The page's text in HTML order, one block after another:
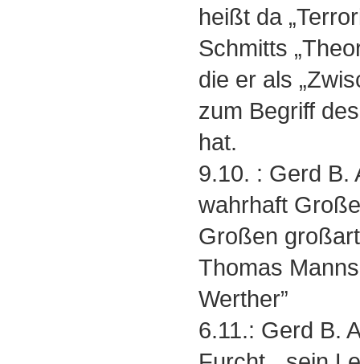
heißt da
Schmitts
die er als
zum Begriff
hat.
9.10. : Gerd B.
wahrhaft
Großen
Thomas
Werther”
6.11.: Gerd B.